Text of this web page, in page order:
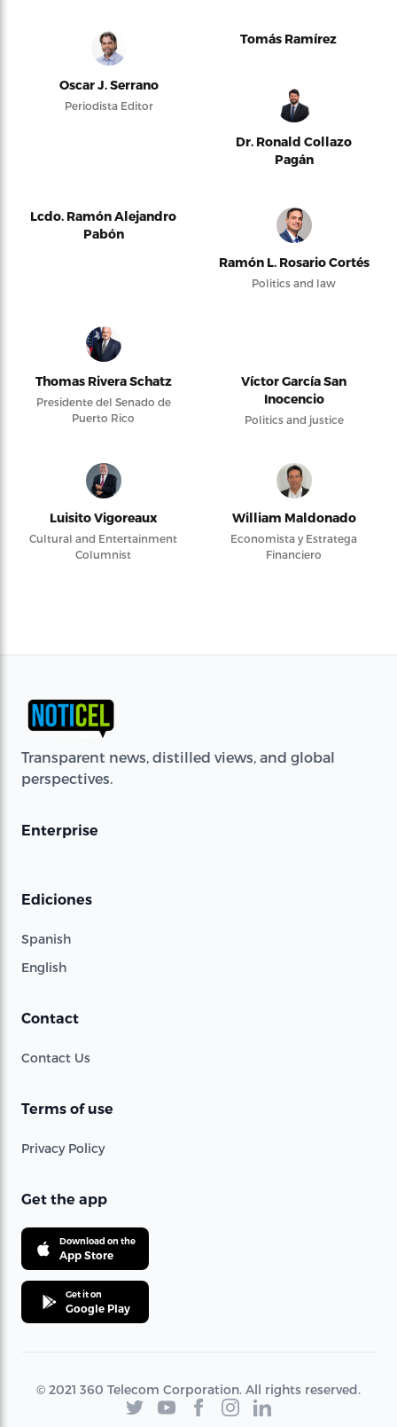
Oscar J. Serrano
Periodista Editor
Tomás Ramírez
Dr. Ronald Collazo
Pagán
Lcdo. Ramón Alejandro
Pabón
Ramón L. Rosario Cortés
Politics and law
Thomas Rivera Schatz
Presidente del Senado de
Puerto Rico
Víctor García San
Inocencio
Politics and justice
Luisito Vigoreaux
Cultural and Entertainment
Columnist
William Maldonado
Economista y Estratega
Financiero
Transparent news, distilled views, and global
perspectives.
Enterprise
Ediciones
Spanish
English
Contact
Contact Us
Terms of use
Privacy Policy
Get the app
Download on the
App Store
Get it on
Google Play
© 2021 360 Telecom Corporation. All rights reserved.